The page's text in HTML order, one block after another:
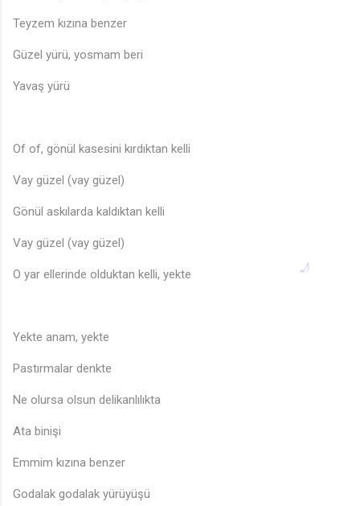
Teyzem kızına benzer
Güzel yürü, yosmam beri
Yavaş yürü
Of of, gönül kasesini kırdıktan kelli
Vay güzel (vay güzel)
Gönül askılarda kaldıktan kelli
Vay güzel (vay güzel)
O yar ellerinde olduktan kelli, yekte
Yekte anam, yekte
Pastırmalar denkte
Ne olursa olsun delikanlılıkta
Ata binişi
Emmim kızına benzer
Godalak godalak yürüyüşü